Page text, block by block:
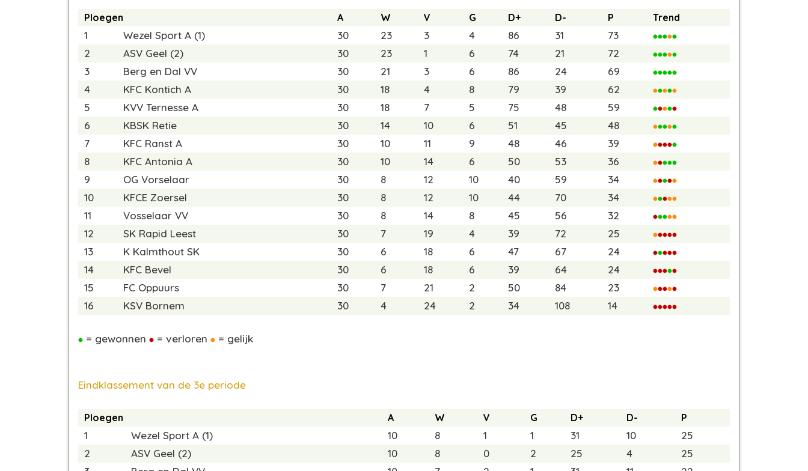
Ploegen A W V G D+ D- P Trend
1 Wezel Sport A (1) 30 23 3 4 86 31
73
2
ASV Geel (2) 30 23 1 6 74 21
72
3
Berg en Dal VV 30 21 3 6 86 24
69
4
KFC Kontich A 30 18 4 8 79 39
62
5
KVV Ternesse A 30 18 7 5 75 48
59
6
KBSK Retie 30 14 10 6 51 45
48
7
KFC Ranst A 30 10 11 9 48 46
39
8
KFC Antonia A 30 10 14 6 50 53
36
9
OG Vorselaar 30 8 12 10 40 59
34
10
KFCE Zoersel 30 8 12 10 44 70
34
11
Vosselaar VV 30 8 14 8 45 56
32
12
SK Rapid Leest 30 7 19 4 39 72
25
13
K Kalmthout SK 30 6 18 6 47 67
24
14
KFC Bevel 30 6 18 6 39 64
24
15
FC Oppuurs 30 7 21 2 50 84
23
16
KSV Bornem 30 4 24 2 34 108 14
= gewonnen = verloren = gelijk
Eindklassement van de 3e periode
Ploegen A W V G D+ D- P
1 Wezel Sport A (1) 10 8 1 1 31 10
25
2
ASV Geel (2) 10 8 0 2 25 4
25